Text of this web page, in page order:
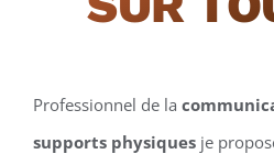
Professionnel de la
supports physiquesje